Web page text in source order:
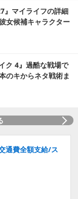
』マイライフの詳細
女候補キャラクター
ク 4』過酷な戦場で
のキからネタ戦術ま
通費全額支給/ス